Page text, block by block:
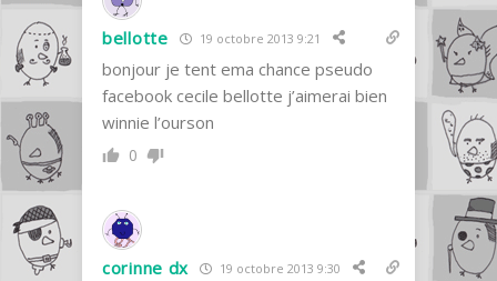
bellotte 19 octobre 2013 9:21
bonjour je tent ema chance pseudo
facebook cecile bellotte j’aimerai bien
winnie l’ourson
0
corinne dx 19 octobre 2013 9:30